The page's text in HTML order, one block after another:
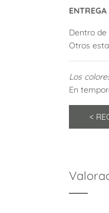
ENTREGA
Dentro de
Otros
Los
En